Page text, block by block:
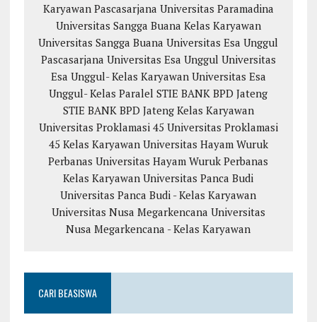
Karyawan Pascasarjana Universitas Paramadina
Universitas Sangga Buana Kelas Karyawan
Universitas Sangga Buana Universitas Esa Unggul
Pascasarjana Universitas Esa Unggul Universitas
Esa Unggul- Kelas Karyawan Universitas Esa
Unggul- Kelas Paralel STIE BANK BPD Jateng
STIE BANK BPD Jateng Kelas Karyawan
Universitas Proklamasi 45 Universitas Proklamasi
45 Kelas Karyawan Universitas Hayam Wuruk
Perbanas Universitas Hayam Wuruk Perbanas
Kelas Karyawan Universitas Panca Budi
Universitas Panca Budi - Kelas Karyawan
Universitas Nusa Megarkencana Universitas
Nusa Megarkencana - Kelas Karyawan
CARI BEASISWA